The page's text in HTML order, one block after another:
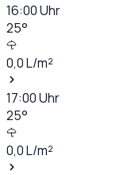
16:00Uhr
25°
0,0L/m²
17:00Uhr
25°
0,0L/m²